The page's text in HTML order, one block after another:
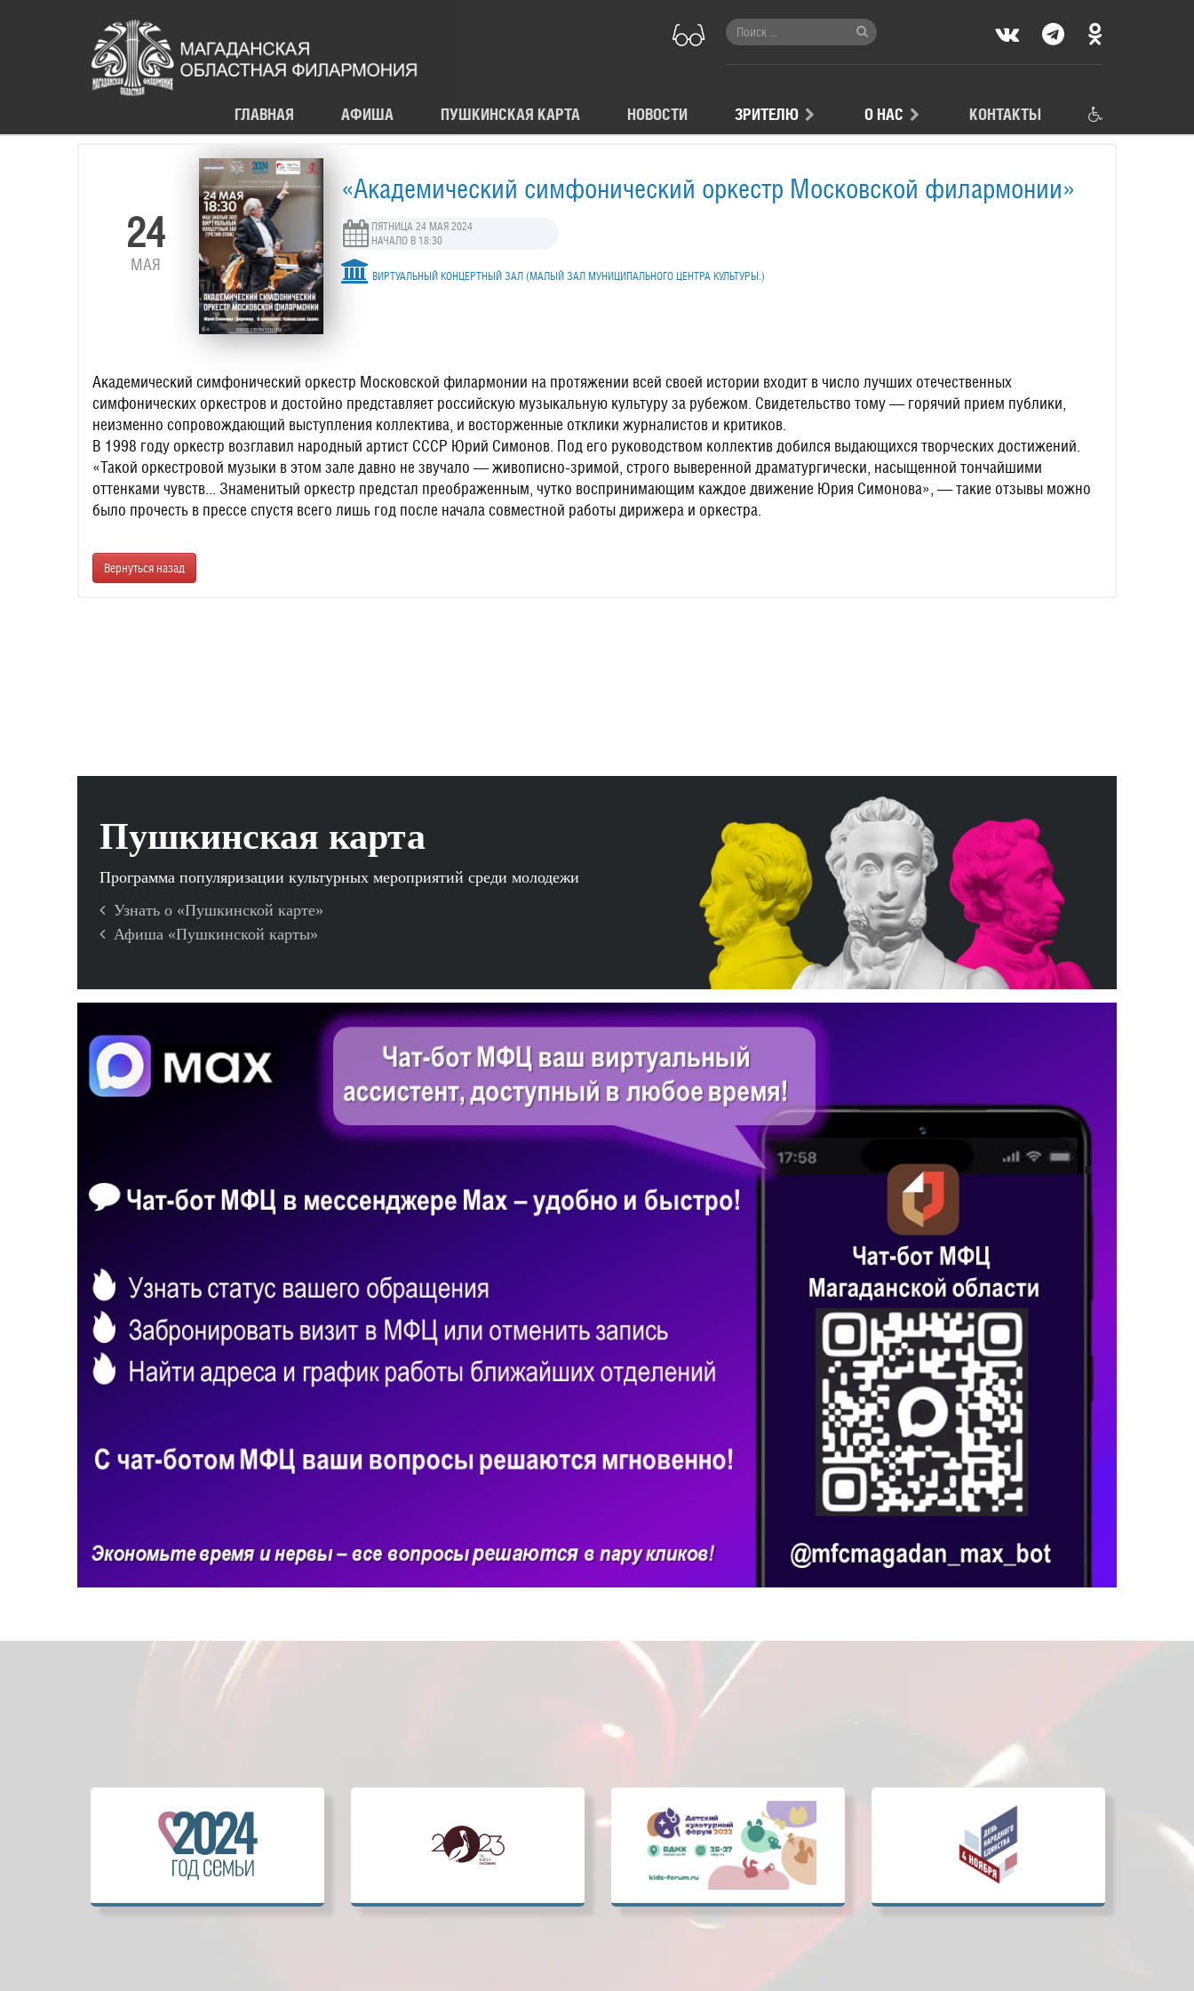
ГЛАВНАЯ АФИША ПУШКИНСКАЯ КАРТА НОВОСТИ ЗРИТЕЛЮ О НАС КОНТАКТЫ
24
МАЯ
«Академический симфонический оркестр Московской филармонии»
ПЯТНИЦА 24 МАЯ 2024
НАЧАЛО В 18:30
ВИРТУАЛЬНЫЙ КОНЦЕРТНЫЙ ЗАЛ (МАЛЫЙ ЗАЛ МУНИЦИПАЛЬНОГО ЦЕНТРА КУЛЬТУРЫ.)
Академический симфонический оркестр Московской филармонии на протяжении всей своей истории входит в число лучших отечественных
симфонических оркестров и достойно представляет российскую музыкальную культуру за рубежом. Свидетельство тому — горячий прием публики,
неизменно сопровождающий выступления коллектива, и восторженные отклики журналистов и критиков.
В 1998 году оркестр возглавил народный артист СССР Юрий Симонов. Под его руководством коллектив добился выдающихся творческих достижений.
«Такой оркестровой музыки в этом зале давно не звучало — живописно-зримой, строго выверенной драматургически, насыщенной тончайшими
оттенками чувств... Знаменитый оркестр предстал преображенным, чутко воспринимающим каждое движение Юрия Симонова», — такие отзывы можно
было прочесть в прессе спустя всего лишь год после начала совместной работы дирижера и оркестра.
Вернуться назад
Пушкинская карта
Программа популяризации культурных мероприятий среди молодежи
Узнать о «Пушкинской карте»
Афиша «Пушкинской карты»